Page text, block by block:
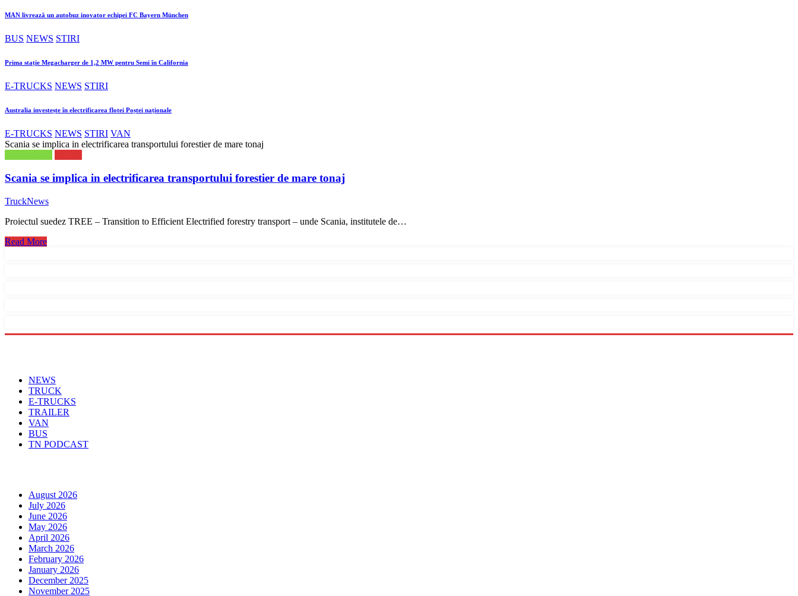
MAN livrează un autobuz inovator echipei FC Bayern München
BUS NEWS STIRI
Prima stație Megacharger de 1,2 MW pentru Semi în California
E-TRUCKS NEWS STIRI
Australia investește în electrificarea flotei Poștei naționale
E-TRUCKS NEWS STIRI VAN
Scania se implica in electrificarea transportului forestier de mare tonaj
Scania se implica in electrificarea transportului forestier de mare tonaj
TruckNews
Proiectul suedez TREE – Transition to Efficient Electrified forestry transport – unde Scania, institutele de…
Read More
NEWS
TRUCK
E-TRUCKS
TRAILER
VAN
BUS
TN PODCAST
August 2026
July 2026
June 2026
May 2026
April 2026
March 2026
February 2026
January 2026
December 2025
November 2025